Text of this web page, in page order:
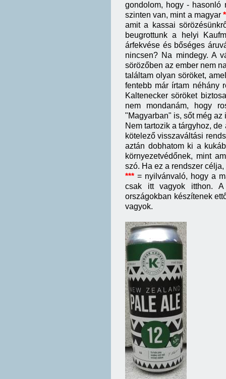
gondolom, hogy - hasonló
szinten van, mint a magyar
amit a kassai
beugrottunk a helyi
árfekvése és bőséges
nincsen? Na mindegy. A
sörözőben az ember nem
találtam olyan söröket,
fentebb már írtam néhány
Kaltenecker söröket
nem mondanám, hogy
"Magyarban" is, sőt még
Nem tartozik a tárgyhoz,
kötelező visszaváltási
aztán dobhatom ki a
környezetvédőnek, mint
szó. Ha ez a rendszer
*** = nyilvánvaló, hogy a
csak itt vagyok itthon. A
országokban készítenek
vagyok.